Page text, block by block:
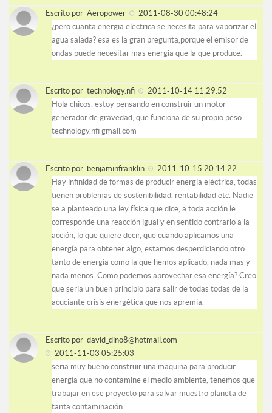
Escrito por Aeropower
2011-08-30 00:48:24
¿pero cuanta energia electrica se necesita para vaporizar el
agua salada? esa es la gran pregunta,porque el emisor de
ondas puede necesitar mas energia que la que produce.
Escrito por technology.nfi
2011-10-14 11:29:52
Hola chicos, estoy pensando en construir un motor
generador de gravedad, que funciona de su propio peso.
technology.nfi gmail.com
Escrito por benjaminfranklin
2011-10-15 20:14:22
Hay infinidad de formas de producir energía eléctrica, todas
tienen problemas de sostenibilidad, rentabilidad etc. Nadie
se a planteado una ley física que dice, a toda acción le
corresponde una reacción igual y en sentido contrario a la
acción, lo que quiere decir, que cuando aplicamos una
energía para obtener algo, estamos desperdiciando otro
tanto de energía como la que hemos aplicado, nada mas y
nada menos. Como podemos aprovechar esa energía? Creo
que seria un buen principio para salir de todas todas de la
acuciante crisis energética que nos apremia.
Escrito por david_dino8@hotmail.com
2011-11-03 05:25:03
seria muy bueno construir una maquina para producir
energía que no contamine el medio ambiente, tenemos que
trabajar en ese proyecto para salvar muestro planeta de
tanta contaminación